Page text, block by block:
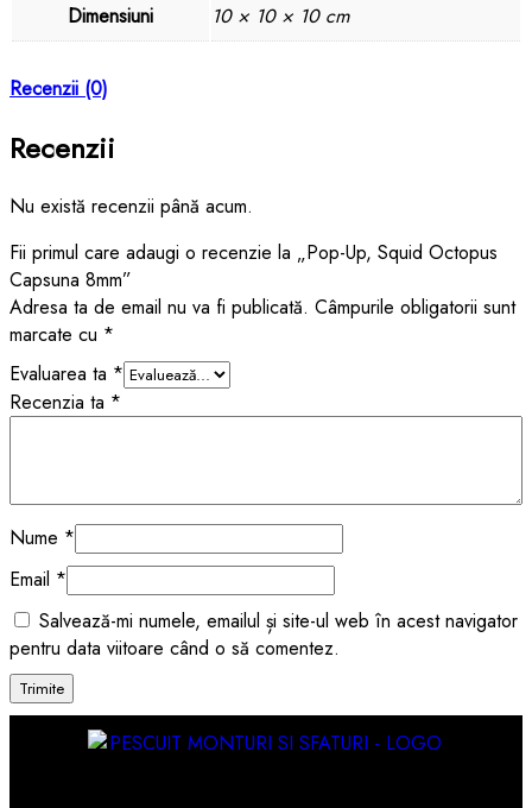
Dimensiuni
10 × 10 × 10 cm
Recenzii (0)
Recenzii
Nu există recenzii până acum.
Fii primul care adaugi o recenzie la „Pop-Up, Squid Octopus
Capsuna 8mm”
Adresa ta de email nu va fi publicată. Câmpurile obligatorii sunt
marcate cu *
Evaluarea ta *
Recenzia ta *
Nume *
Email *
Salvează-mi numele, emailul și site-ul web în acest navigator
pentru data viitoare când o să comentez.